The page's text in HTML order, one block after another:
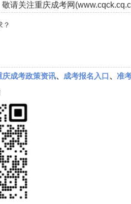
请关注重庆成考网
？
庆成考政策资讯、 成考报名入口、 准